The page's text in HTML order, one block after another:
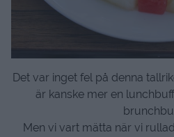
Det var inget fel på denna
är kanske mer en
Men vi vart mätta när vi